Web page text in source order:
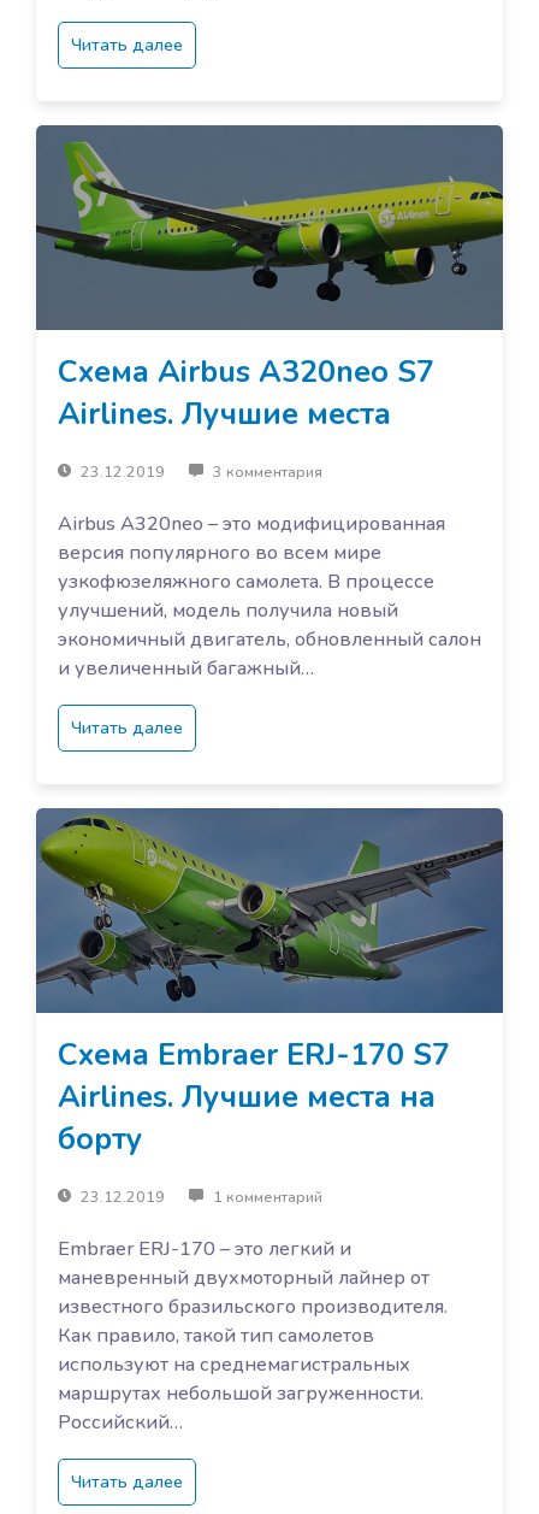
Читать далее
Схема Airbus A320neo S7
Airlines. Лучшие места
23.12.2019 3 комментария
Airbus A320neo – это модифицированная
версия популярного во всем мире
узкофюзеляжного самолета. В процессе
улучшений, модель получила новый
экономичный двигатель, обновленный салон
и увеличенный багажный…
Читать далее
Схема Embraer ERJ-170 S7
Airlines. Лучшие места на
борту
23.12.2019 1 комментарий
Embraer ERJ-170 – это легкий и
маневренный двухмоторный лайнер от
известного бразильского производителя.
Как правило, такой тип самолетов
используют на среднемагистральных
маршрутах небольшой загруженности.
Российский…
Читать далее